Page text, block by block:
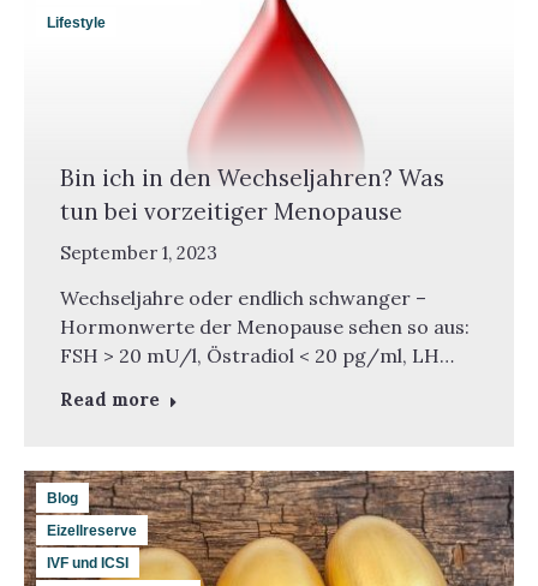
Lifestyle
Bin ich in den Wechseljahren? Was
tun bei vorzeitiger Menopause
September 1, 2023
Wechseljahre oder endlich schwanger –
Hormonwerte der Menopause sehen so aus:
FSH > 20 mU/l, Östradiol < 20 pg/ml, LH…
Read more
Blog
Eizellreserve
IVF und ICSI